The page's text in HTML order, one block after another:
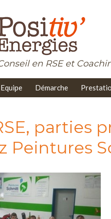
en RSE et
Equipe Démarche
parties
Peintures